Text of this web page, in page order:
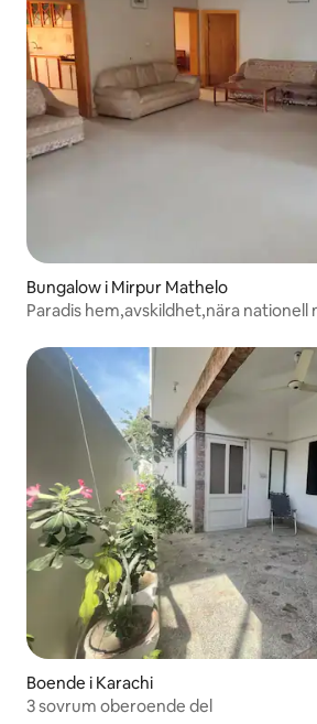
Bungalow i Mirpur Mathelo
Paradis hem,avskildhet,nära
Boende i Karachi
3 sovrum oberoende del